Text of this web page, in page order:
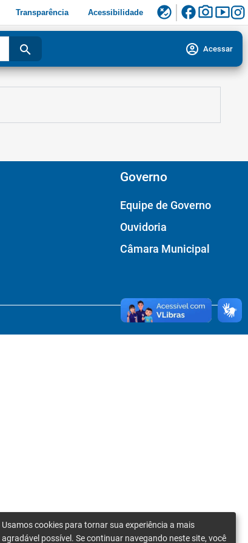
Transparência Acessibilidade flaky facebookphoto_camerasmart_display
search account_circle Acessar
Governo
Equipe de Governo
Ouvidoria
Câmara Municipal
Usamos cookies para tornar sua experiência a mais
agradável possível. Se continuar navegando neste site, você